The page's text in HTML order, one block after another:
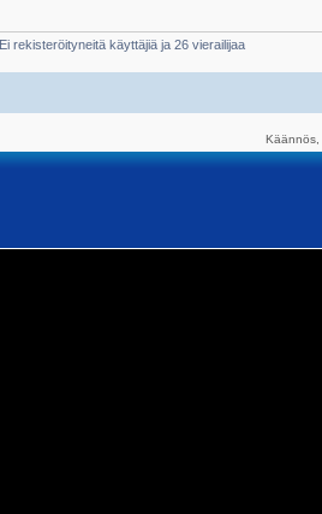
rekisteröityneitä käyttäjiä ja 26 vierailijaa